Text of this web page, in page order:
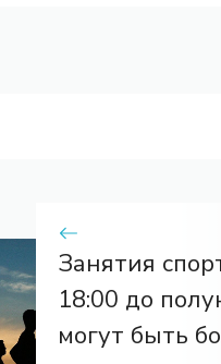
Занятия
18:00 до
могут быть